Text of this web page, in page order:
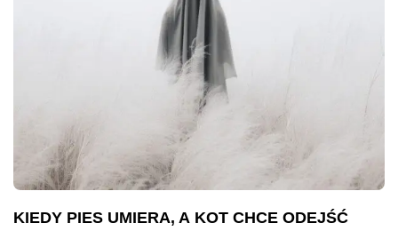
KIEDY PIES UMIERA, A KOT CHCE ODEJŚĆ